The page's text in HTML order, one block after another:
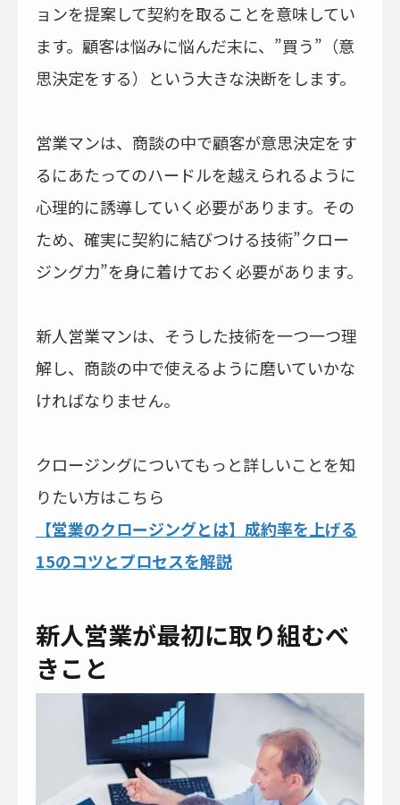
ョンを提案して契約を取ることを意味してい
ます。顧客は悩みに悩んだ末に、”買う”（意
思決定をする）という大きな決断をします。
営業マンは、商談の中で顧客が意思決定をす
るにあたってのハードルを越えられるように
心理的に誘導していく必要があります。その
ため、確実に契約に結びつける技術”クロー
ジング力”を身に着けておく必要があります。
新人営業マンは、そうした技術を一つ一つ理
解し、商談の中で使えるように磨いていかな
ければなりません。
クロージングについてもっと詳しいことを知
りたい方はこちら
【営業のクロージングとは】成約率を上げる
15のコツとプロセスを解説
新人営業が最初に取り組むべ
きこと